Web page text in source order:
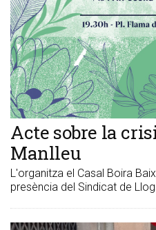
Acte sobre la
Manlleu
L'organitza el Casal Boira
presència del Sindicat de